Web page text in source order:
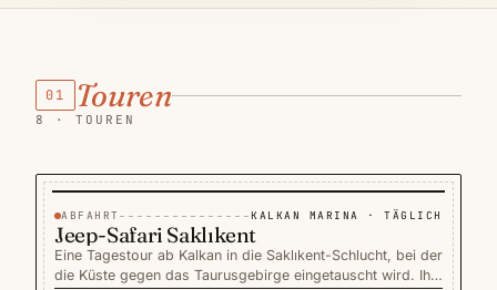
01 Touren
8 · TOUREN
−9%
TOUREN
ABFAHRT KALKAN MARINA · TÄGLICH
Jeep-Safari Saklıkent
Eine Tagestour ab Kalkan in die Saklıkent-Schlucht, bei der
die Küste gegen das Taurusgebirge eingetauscht wird. Ihr